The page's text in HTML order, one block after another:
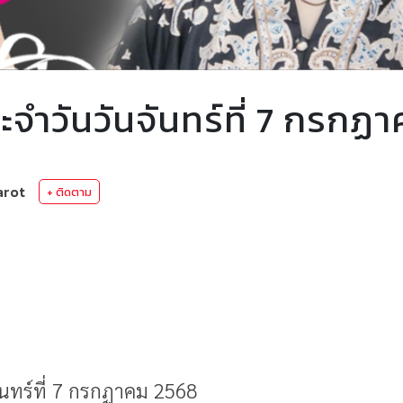
ำวันวันจันทร์ที่ 7 กรกฏ
+ ติดตาม
ร์ที่ 7 กรกฏาคม 2568